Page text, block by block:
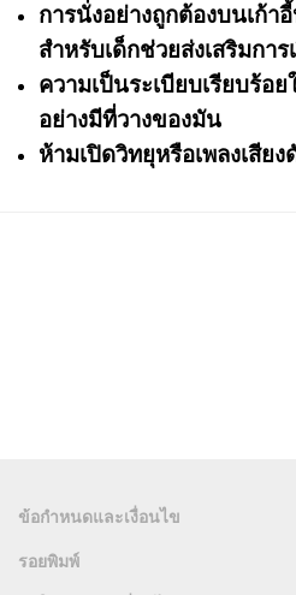
การนั่งอย่างถูกต้องบนเก้
สำหรับเด็กช่วยส่งเสริมการ
ความเป็นระเบียบเรียบ
อย่างมีที่วางของมัน
ห้ามเปิดวิทยุหรือเพลงเสีย
ข้อกำหนดและเงื่อนไข
รอยพิมพ์